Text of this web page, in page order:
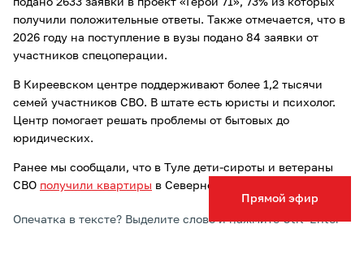
Прямой эфир
получили положительные ответы. Также отмечается, что в
2026 году на поступление в вузы подано 84 заявки от
участников спецоперации.
В Киреевском центре поддерживают более 1,2 тысячи
семей участников СВО. В штате есть юристы и психолог.
Центр помогает решать проблемы от бытовых до
юридических.
Ранее мы сообщали, что в Туле дети-сироты и ветераны
СВО получили квартиры в Северной Мызе.
Опечатка в тексте? Выделите слово и нажмите Ctrl+Enter